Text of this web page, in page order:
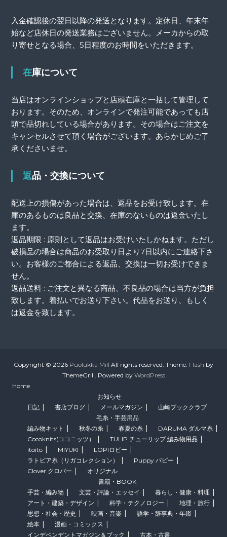
入金確認後の翌日以降の発送となります。定休日、年末年
始など店休日の発送業務はございません。メーカからの取
り寄せとなる場合、5日程度のお時間をいただきます。
在庫について
当店はオンラインショップと店頭在庫と一括して管理して
おります。そのため、オンラインで発注可能であっても店
頭で品切れしている場合があります。その場合はご注文を
キャンセルさせて頂く場合がございます。あらかじめご了
承くださいませ。
返品・交換について
配送上の損傷があった場合は、返品をお受け致します。在
庫のあるものは良品と交換、在庫のないものは返金いたし
ます。
返品期限 : 原則として返品はお受けいたしかねます。ただし
破損品の場合は商品のお受取り日より7日以内にご連絡下さ
い。お客様のご都合による返品、交換は一切お受けできま
せん。
返品送料 : ご注文と異なる商品、不良品の場合は当方が負担
致します。着払いでお送り下さい。代品をお送り、もしく
は返金を致します。
Copyright © 2026 Puolukka Mill All rights reserved. Theme: Flash by
ThemeGrill. Powered by WordPress
Home
お知らせ
日記
書店ブログ メールマガジン
山崎ブッククラブ
毛糸・手芸用品
編み物キット
秋冬の糸 春夏の糸
DARUMA ダルマ糸
Cocoknits(ココニッツ）
TULIP チューリップ 編み物用品
itoito
MIYUKI
LOPIロピー
ラトビア糸（リガコレクション）
Puppy パピー
Clover クロバー
オリジナル
書籍・BOOK
手芸・編み物
文芸・評論・エッセイ
暮らし・健康・料理
アート・建築・デザイン
科学・テクノロジー
地理・旅行
思想・社会・歴史
映画・音楽
語学・辞事典・年鑑
絵本
漫画・コミックス
インデペンデントマガジン＆ブック
古本・古書